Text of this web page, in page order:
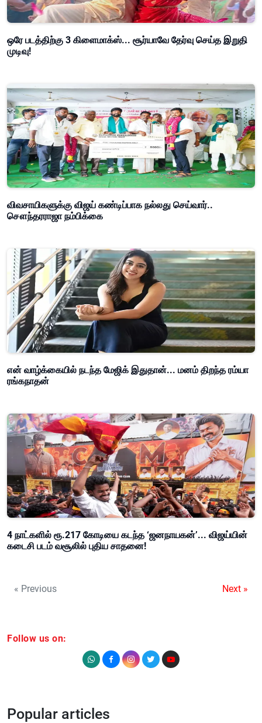
ஒரே படத்திற்கு 3 கிளைமாக்ஸ்... சூர்யாவே தேர்வு செய்த இறுதி
முடிவு!
விவசாயிகளுக்கு விஜய் கண்டிப்பாக நல்லது செய்வார்..
சௌந்தரராஜா நம்பிக்கை
என் வாழ்க்கையில் நடந்த மேஜிக் இதுதான்... மனம் திறந்த ரம்யா
ரங்கநாதன்
4 நாட்களில் ரூ.217 கோடியை கடந்த ‘ஜனநாயகன்’... விஜய்யின்
கடைசி படம் வசூலில் புதிய சாதனை!
« Previous Next »
Follow us on:
Popular articles